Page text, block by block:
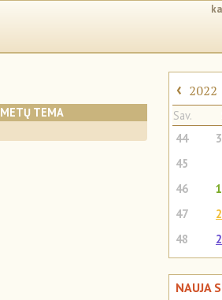
METŲ TEMA
‹ 2022
Sav.
44
45
46
47
48
NAUJA